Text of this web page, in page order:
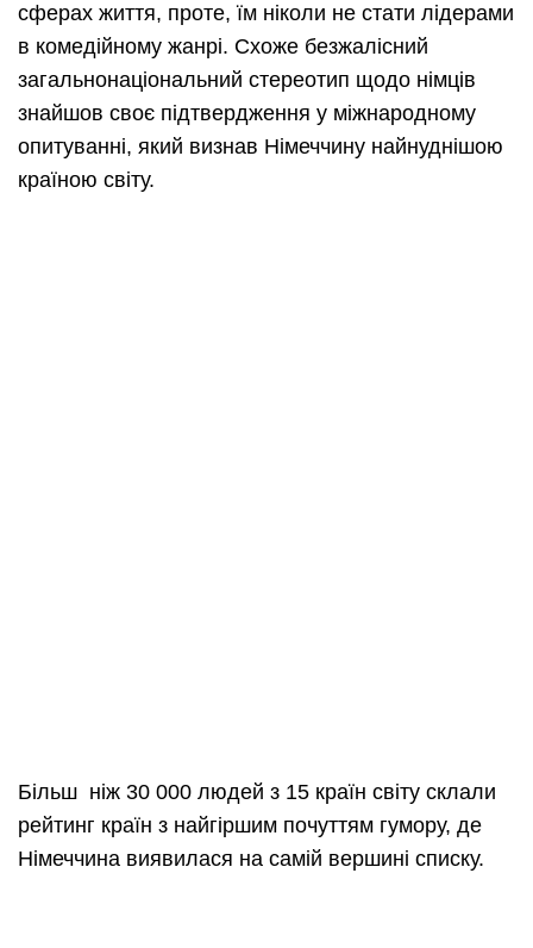
сферах життя, проте, їм ніколи не стати лідерами
в комедійному жанрі. Схоже безжалісний
загальнонаціональний стереотип щодо німців
знайшов своє підтвердження у міжнародному
опитуванні, який визнав Німеччину найнуднішою
країною світу.
Більш ніж 30 000 людей з 15 країн світу склали
рейтинг країн з найгіршим почуттям гумору, де
Німеччина виявилася на самій вершині списку.